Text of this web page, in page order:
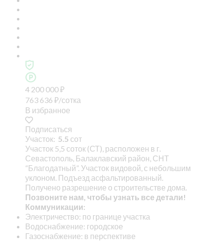
4 200 000₽
763 636 ₽/сотка
В избранное
Подписаться
Участок: 5.5 сот
Участок 5,5 соток (СТ), расположен в г.
Севастополь, Балаклавский район, СНТ
“Благодатный”. Участок видовой, с небольшим
уклоном. Подъезд асфальтированный.
Получено разрешение о строительстве дома.
Позвоните нам, чтобы узнать все детали!
Коммуникации:
Электричество: по границе участка
Водоснабжение: городское
Газоснабжение: в перспективе